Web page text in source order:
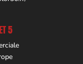
5